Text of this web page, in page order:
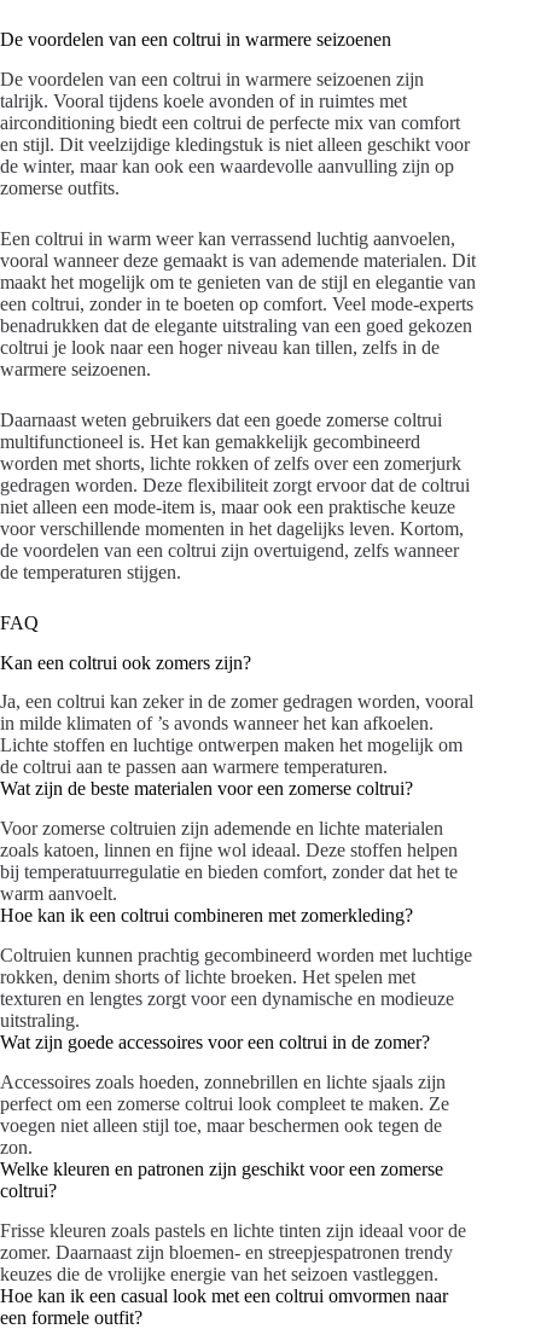
De voordelen van een coltrui in warmere seizoenen
De voordelen van een coltrui in warmere seizoenen zijn
talrijk. Vooral tijdens koele avonden of in ruimtes met
airconditioning biedt een coltrui de perfecte mix van comfort
en stijl. Dit veelzijdige kledingstuk is niet alleen geschikt voor
de winter, maar kan ook een waardevolle aanvulling zijn op
zomerse outfits.
Een coltrui in warm weer kan verrassend luchtig aanvoelen,
vooral wanneer deze gemaakt is van ademende materialen. Dit
maakt het mogelijk om te genieten van de stijl en elegantie van
een coltrui, zonder in te boeten op comfort. Veel mode-experts
benadrukken dat de elegante uitstraling van een goed gekozen
coltrui je look naar een hoger niveau kan tillen, zelfs in de
warmere seizoenen.
Daarnaast weten gebruikers dat een goede zomerse coltrui
multifunctioneel is. Het kan gemakkelijk gecombineerd
worden met shorts, lichte rokken of zelfs over een zomerjurk
gedragen worden. Deze flexibiliteit zorgt ervoor dat de coltrui
niet alleen een mode-item is, maar ook een praktische keuze
voor verschillende momenten in het dagelijks leven. Kortom,
de voordelen van een coltrui zijn overtuigend, zelfs wanneer
de temperaturen stijgen.
FAQ
Kan een coltrui ook zomers zijn?
Ja, een coltrui kan zeker in de zomer gedragen worden, vooral
in milde klimaten of ’s avonds wanneer het kan afkoelen.
Lichte stoffen en luchtige ontwerpen maken het mogelijk om
de coltrui aan te passen aan warmere temperaturen.
Wat zijn de beste materialen voor een zomerse coltrui?
Voor zomerse coltruien zijn ademende en lichte materialen
zoals katoen, linnen en fijne wol ideaal. Deze stoffen helpen
bij temperatuurregulatie en bieden comfort, zonder dat het te
warm aanvoelt.
Hoe kan ik een coltrui combineren met zomerkleding?
Coltruien kunnen prachtig gecombineerd worden met luchtige
rokken, denim shorts of lichte broeken. Het spelen met
texturen en lengtes zorgt voor een dynamische en modieuze
uitstraling.
Wat zijn goede accessoires voor een coltrui in de zomer?
Accessoires zoals hoeden, zonnebrillen en lichte sjaals zijn
perfect om een zomerse coltrui look compleet te maken. Ze
voegen niet alleen stijl toe, maar beschermen ook tegen de
zon.
Welke kleuren en patronen zijn geschikt voor een zomerse
coltrui?
Frisse kleuren zoals pastels en lichte tinten zijn ideaal voor de
zomer. Daarnaast zijn bloemen- en streepjespatronen trendy
keuzes die de vrolijke energie van het seizoen vastleggen.
Hoe kan ik een casual look met een coltrui omvormen naar
een formele outfit?